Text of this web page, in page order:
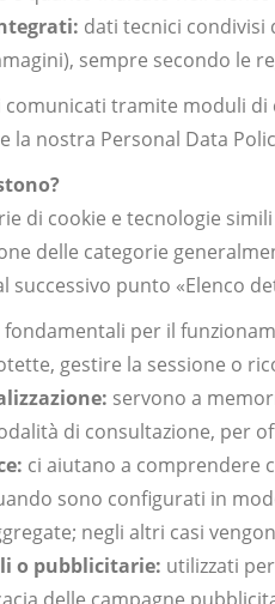
dati tecnici condivisi
sempre secondo le
tramite moduli
nostra Personal Data
di cookie e tecnologie
delle categorie
punto «Elenco
fondamentali per il
gestire la sessione o
servono a
di consultazione, per
ci aiutano a comprendere
sono configurati in
negli altri casi
o pubblicitarie: utilizzati